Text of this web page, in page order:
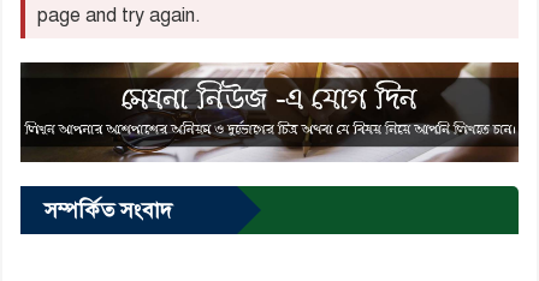
page and try again.
সম্পর্কিত সংবাদ